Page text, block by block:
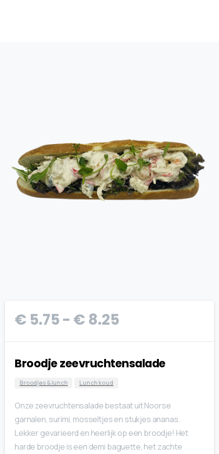
€ 5.75- € 8.25Prijsklasse:
€ 5.75
tot
Broodje zeevruchtensalade
Broodjes & lunch Lunch koud
Onze zeevruchtensalade bestaat uit Noorse
garnalen, surimi, mosseltjes en stukjes ananas.
Lekker gevarieerd en heerlijk op een broodje! Het
harde broodje is een demi baguette, het zachte